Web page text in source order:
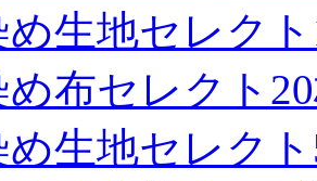
め生地セレク
め布セレクト
め生地セレク